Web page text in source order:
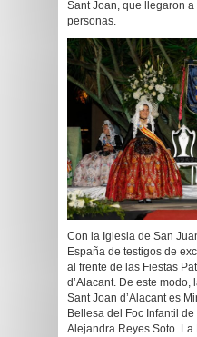
Sant Joan, que llegaron
personas.
Con la Iglesia de San
España de testigos de
al frente de las Fiestas
d’Alacant. De este
Sant Joan d’Alacant es
Bellesa del Foc Infantil
Alejandra Reyes Soto.